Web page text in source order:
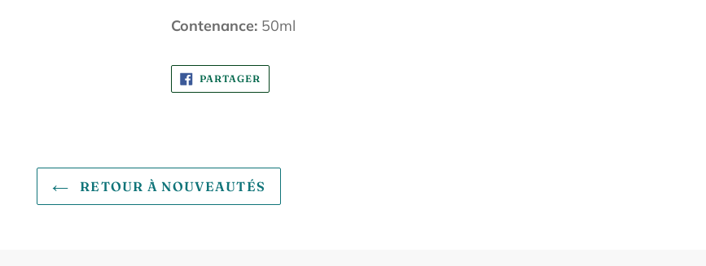
Contenance: 50ml
PARTAGERPARTAGER
SUR
FACEBOOK
RETOUR À NOUVEAUTÉS